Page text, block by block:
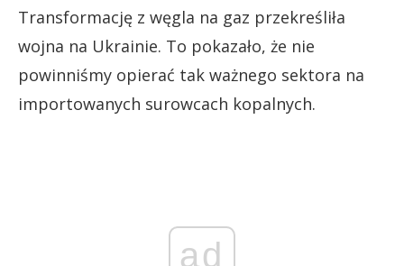
Transformację z węgla na gaz przekreśliła
wojna na Ukrainie. To pokazało, że nie
powinniśmy opierać tak ważnego sektora na
importowanych surowcach kopalnych.
ad